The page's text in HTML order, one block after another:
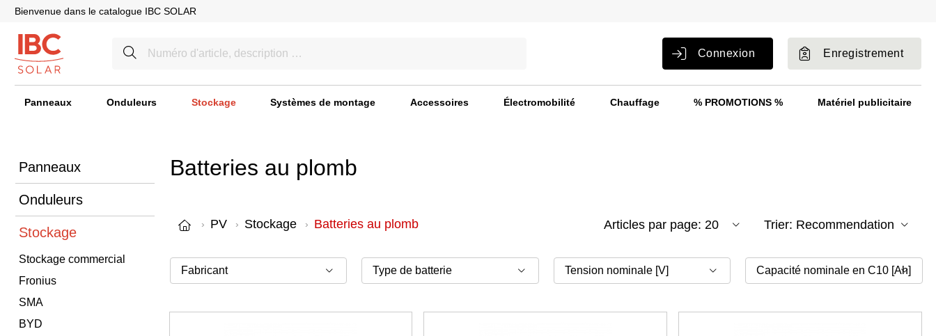
Bienvenue dans le catalogue IBC SOLAR
Connexion Enregistrement
Panneaux Onduleurs Stockage Systèmes de montage Accessoires Électromobilité Chauffage % PROMOTIONS % Matériel publicitaire
Panneaux
Onduleurs
Stockage
Stockage commercial
Fronius
SMA
BYD
Batteries au plomb
PV Stockage Batteries au plomb
Capacité nominale en C10 [Ah]